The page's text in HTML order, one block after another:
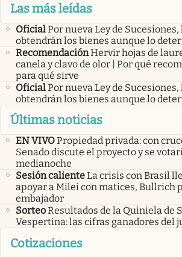
Las más leídas
OficialPor nueva Ley de
obtendrán los bienes aunque lo
RecomendaciónHervir hojas de
canela y clavo de olor | Por qué
para qué sirve
OficialPor nueva Ley de
obtendrán los bienes aunque lo
Últimas noticias
EN VIVOPropiedad privada: con
Senado discute el proyecto y se
medianoche
Sesión calienteLa crisis con Brasil
apoyar a Milei con matices, Bullrich
embajador
SorteoResultados de la Quiniela de
Vespertina: las cifras ganadores del
Cotizaciones